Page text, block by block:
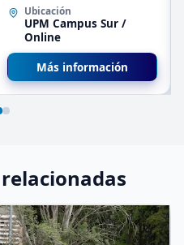
Ubicación
UPM Campus Sur /
Online
Más información